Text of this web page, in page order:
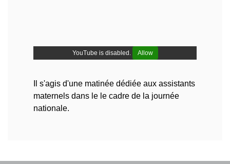
YouTube is disabled. Allow
Il s'agis d'une matinée dédiée aux assistants
maternels dans le le cadre de la journée
nationale.